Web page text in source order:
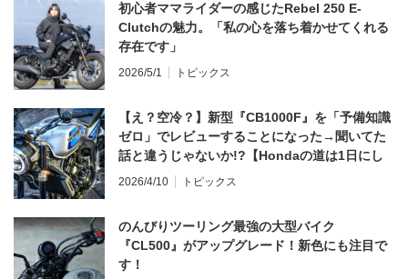
初心者ママライダーの感じたRebel 250 E-
Clutchの魅力。「私の心を落ち着かせてくれる
存在です」
2026/5/1 トピックス
【え？空冷？】新型『CB1000F』を「予備知識
ゼロ」でレビューすることになった→聞いてた
話と違うじゃないか!?【Hondaの道は1日にし
てならず／CB1000F ①第一印象 編】
2026/4/10 トピックス
のんびりツーリング最強の大型バイク
『CL500』がアップグレード！新色にも注目で
す！